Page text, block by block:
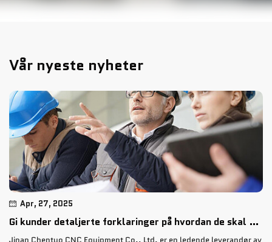
Vår nyeste nyheter
Apr, 27, 2025
Gi kunder detaljerte forklaringer på hvordan de skal bruke maskinen